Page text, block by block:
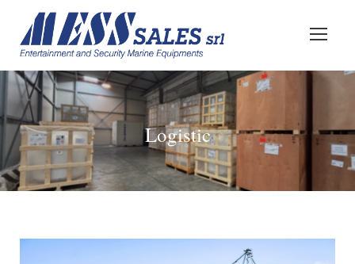
Logistic